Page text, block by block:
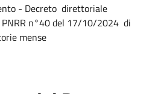
- Decreto direttoriale
PNRR n°40 del 17/10/2024 di
mense